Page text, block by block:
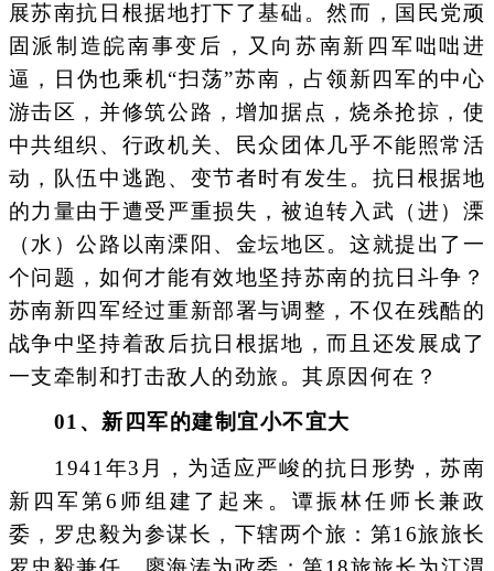
展苏南抗日根据地打下了基础。然而，国民党顽
固派制造皖南事变后，又向苏南新四军咄咄进
逼，日伪也乘机“扫荡”苏南，占领新四军的中心
游击区，并修筑公路，增加据点，烧杀抢掠，使
中共组织、行政机关、民众团体几乎不能照常活
动，队伍中逃跑、变节者时有发生。抗日根据地
的力量由于遭受严重损失，被迫转入武（进）溧
（水）公路以南溧阳、金坛地区。这就提出了一
个问题，如何才能有效地坚持苏南的抗日斗争？
苏南新四军经过重新部署与调整，不仅在残酷的
战争中坚持着敌后抗日根据地，而且还发展成了
一支牵制和打击敌人的劲旅。其原因何在？
01、 新四军的建制宜小不宜大
1941年3月，为适应严峻的抗日形势，苏南
新四军第6师组建了起来。谭振林任师长兼政
委，罗忠毅为参谋长，下辖两个旅：第16旅旅长